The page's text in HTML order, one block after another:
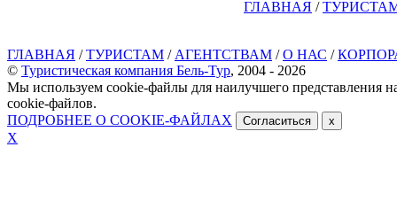
ГЛАВНАЯ /
ГЛАВНАЯ /ТУРИСТАМ / АГЕНТСТВАМ /О НАС /
© Туристическая компания Бель-Тур, 2004 - 2026
Мы используем cookie-файлы для наилучшего представления
cookie-файлов.
ПОДРОБНЕЕ О COOKIE-ФАЙЛАХ
Согласиться x
Х